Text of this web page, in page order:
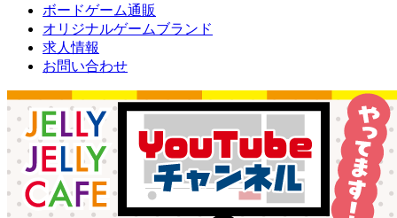
ボードゲーム通販
オリジナルゲームブランド
求人情報
お問い合わせ